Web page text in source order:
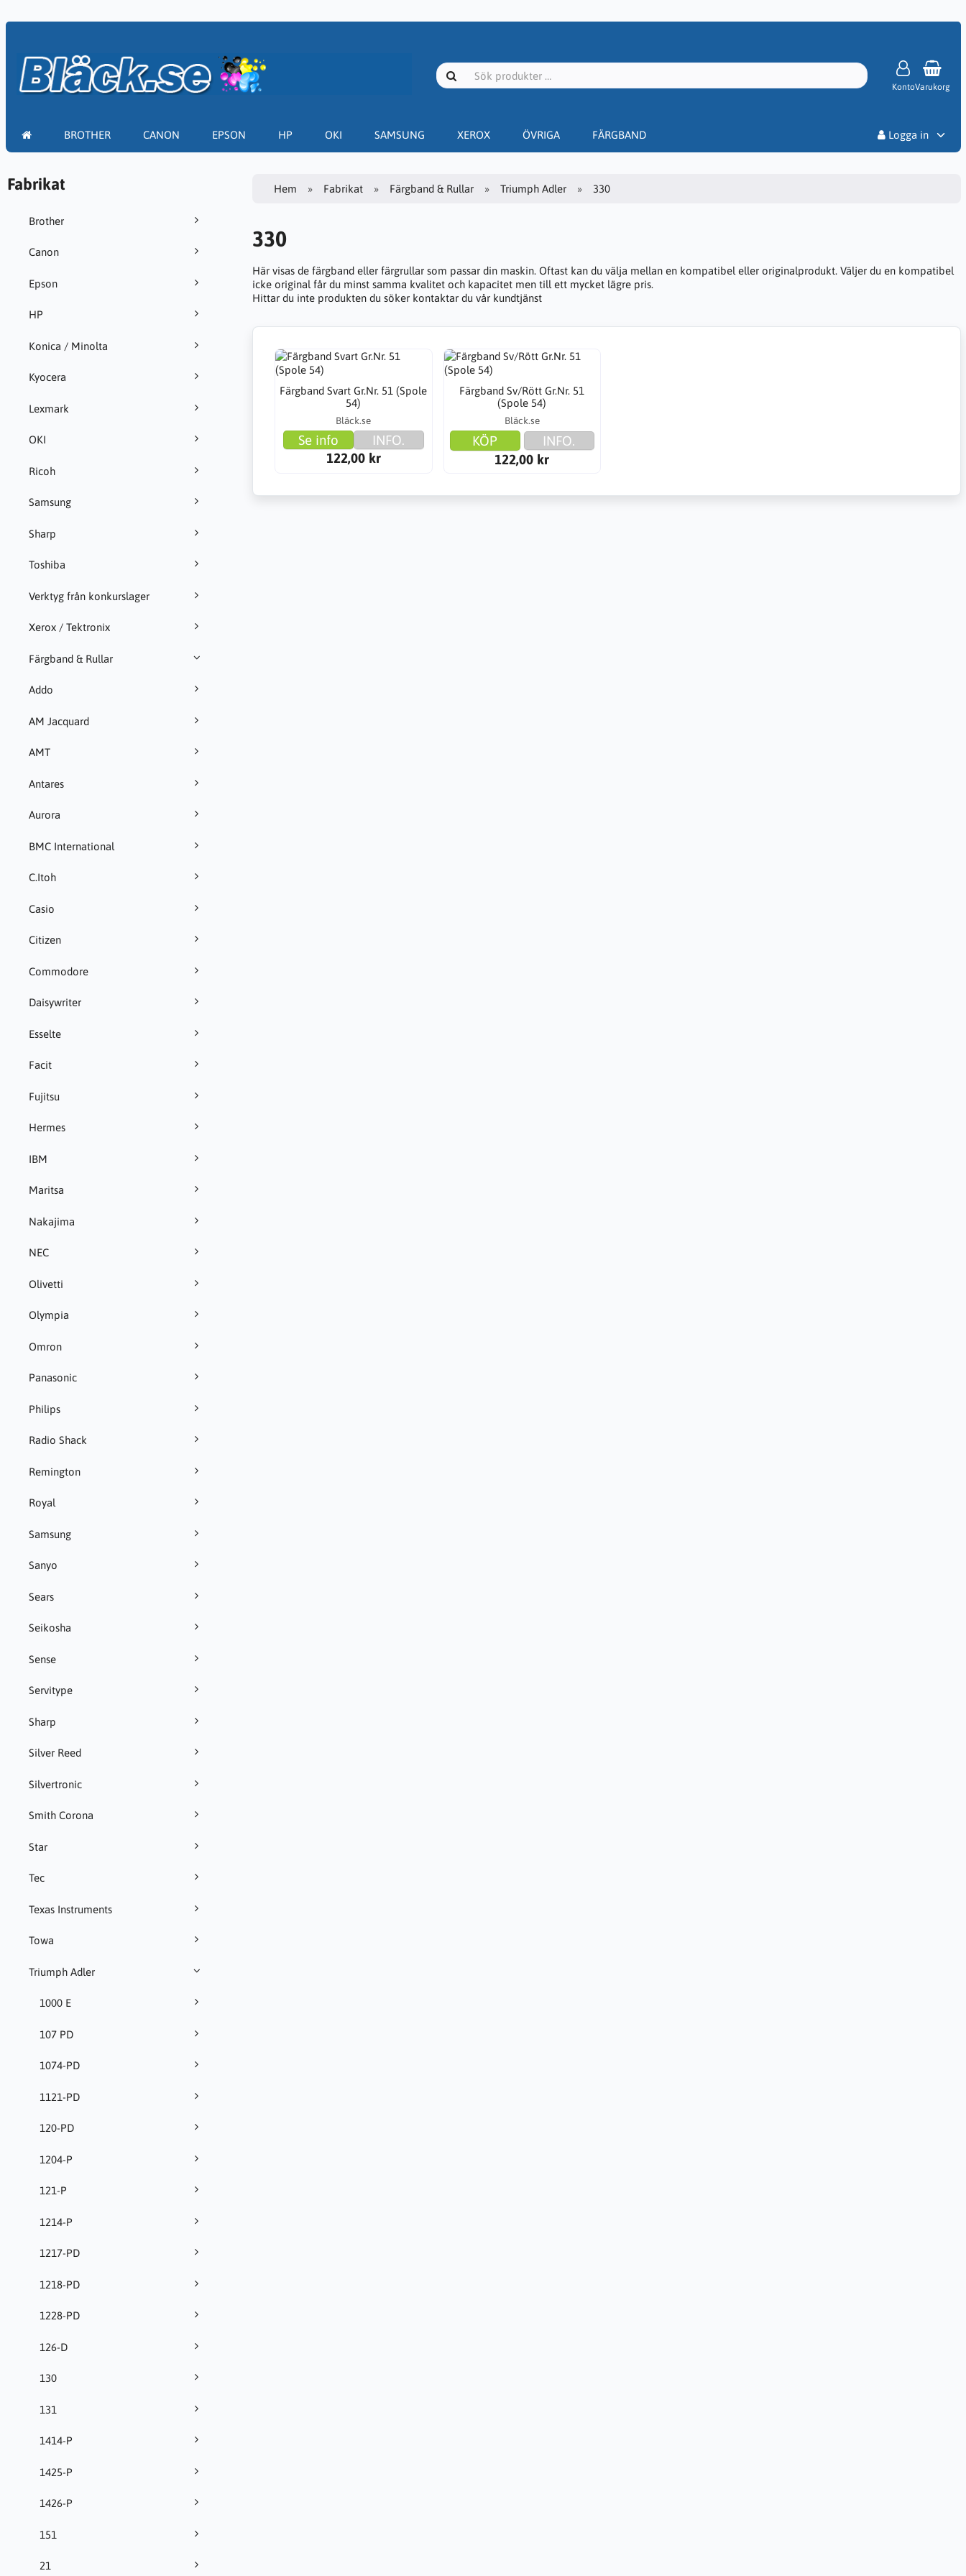
KontoVarukorg
BROTHER CANON EPSON HP OKI SAMSUNG XEROX ÖVRIGA FÄRGBAND
Logga in
Fabrikat
Brother
Canon
Epson
HP
Konica / Minolta
Kyocera
Lexmark
OKI
Ricoh
Samsung
Sharp
Toshiba
Verktyg från konkurslager
Xerox / Tektronix
Färgband & Rullar
Addo
AM Jacquard
AMT
Antares
Aurora
BMC International
C.Itoh
Casio
Citizen
Commodore
Daisywriter
Esselte
Facit
Fujitsu
Hermes
IBM
Maritsa
Nakajima
NEC
Olivetti
Olympia
Omron
Panasonic
Philips
Radio Shack
Remington
Royal
Samsung
Sanyo
Sears
Seikosha
Sense
Servitype
Sharp
Silver Reed
Silvertronic
Smith Corona
Star
Tec
Texas Instruments
Towa
Triumph Adler
1000 E
107 PD
1074-PD
1121-PD
120-PD
1204-P
121-P
1214-P
1217-PD
1218-PD
1228-PD
126-D
130
131
1414-P
1425-P
1426-P
151
21
Hem Fabrikat Färgband & Rullar Triumph Adler 330
330
Här visas de färgband eller färgrullar som passar din maskin. Oftast kan du välja mellan en kompatibel eller originalprodukt. Väljer du en kompatibel
icke original får du minst samma kvalitet och kapacitet men till ett mycket lägre pris.
Hittar du inte produkten du söker kontaktar du vår kundtjänst
Färgband Svart Gr.Nr. 51 (Spole
54)
Bläck.se
Se info
INFO.
122,00 kr
Färgband Sv/Rött Gr.Nr. 51
(Spole 54)
Bläck.se
KÖP
INFO.
122,00 kr